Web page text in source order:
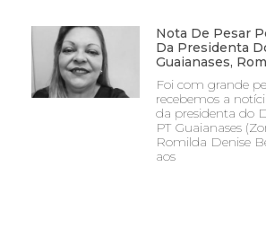
Nota De Pesar
Da Presidenta
Guaianases,
Foi com grande
recebemos a
da presidenta do
PT Guaianases
Romilda Denise
aos